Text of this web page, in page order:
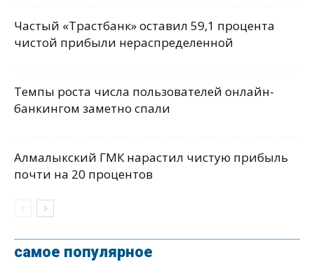
Частый «Трастбанк» оставил 59,1 процента
чистой прибыли нераспределенной
Темпы роста числа пользователей онлайн-
банкингом заметно спали
Алмалыкский ГМК нарастил чистую прибыль
почти на 20 процентов
самое популярное